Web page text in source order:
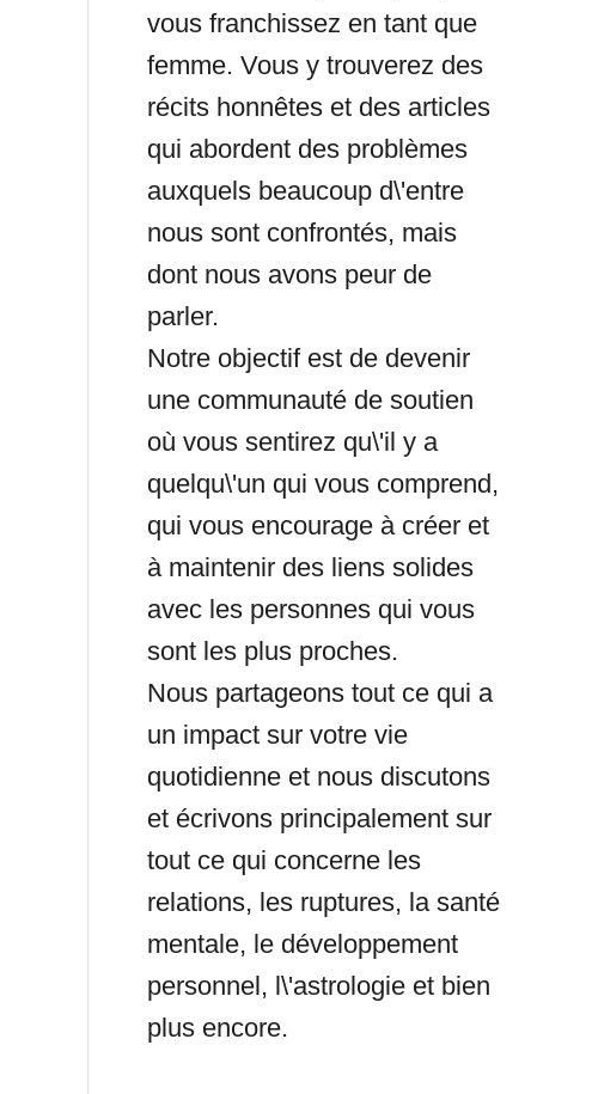
vous franchissez en tant que
femme. Vous y trouverez des
récits honnêtes et des articles
qui abordent des problèmes
auxquels beaucoup d\'entre
nous sont confrontés, mais
dont nous avons peur de
parler.
Notre objectif est de devenir
une communauté de soutien
où vous sentirez qu\'il y a
quelqu\'un qui vous comprend,
qui vous encourage à créer et
à maintenir des liens solides
avec les personnes qui vous
sont les plus proches.
Nous partageons tout ce qui a
un impact sur votre vie
quotidienne et nous discutons
et écrivons principalement sur
tout ce qui concerne les
relations, les ruptures, la santé
mentale, le développement
personnel, l\'astrologie et bien
plus encore.